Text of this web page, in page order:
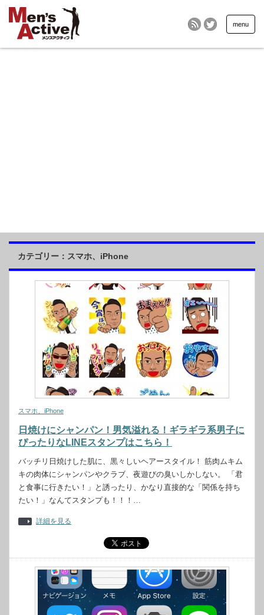
menu
カテゴリー：スマホ、iPhone
スマホ、iPhone
日焼けにシャンパン！男気溢れる！ギラギラ系男子に
ぴったりなLINEスタンプはこちら！
バッチリ日焼けした肌に、黒々しいヘアースタイル！ 筋肉ムキム
キの肉体にシャンパンやクラブ、夜遊びの臭いしかしない。 「君
と食事に行きたい！」と誘ったり、かなり直接的な「関係を持ち
たい！」なんてスタンプも！！！…
詳細を見る